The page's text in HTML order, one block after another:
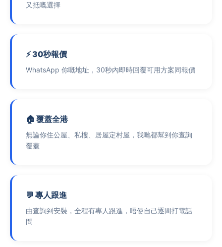
又抵嘅選擇
⚡ 30秒報價
WhatsApp 你嘅地址，30秒內即時回覆可用方案同報價
🏠 覆蓋全港
無論你住公屋、私樓、居屋定村屋，我哋都幫到你查詢
覆蓋
💬 專人跟進
由查詢到安裝，全程有專人跟進，唔使自己逐間打電話
問